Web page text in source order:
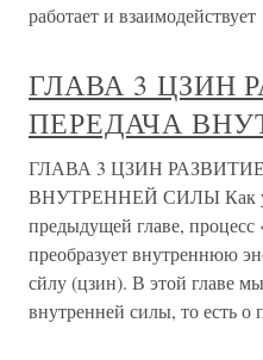
работает и взаимодействует
ГЛАВА 3 ЦЗИН
ПЕРЕДАЧА
ГЛАВА 3 ЦЗИН
ВНУТРЕННЕЙ СИЛЫ Как
предыдущей главе,
преобразует внутреннюю
сйлу (цзин). В этой главе
внутренней силы, то есть о